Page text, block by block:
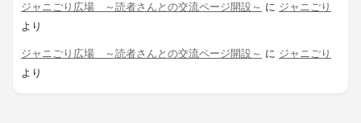
ジャニごり広場 ～読者さんとの交流ページ開設～ に ジャニごり
より
ジャニごり広場 ～読者さんとの交流ページ開設～ に ジャニごり
より